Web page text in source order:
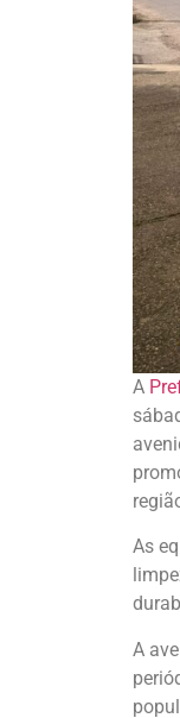
A
As
A